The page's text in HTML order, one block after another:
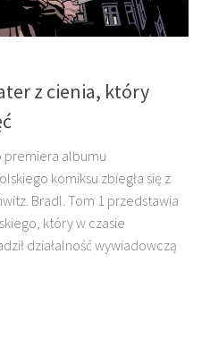
z cienia, który
albumu
komiksu zbiegła się z
Bradl. Tom 1 przedstawia
który w czasie
działalność wywiadowczą